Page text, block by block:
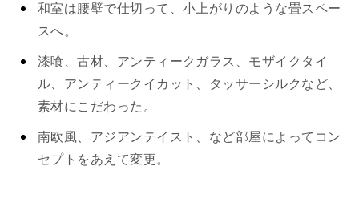
和室は腰壁で仕切って、小上がりのような畳スペー
スへ。
漆喰、古材、アンティークガラス、モザイクタイ
ル、アンティークイカット、タッサーシルクなど、
素材にこだわった。
南欧風、アジアンテイスト、など部屋によってコン
セプトをあえて変更。